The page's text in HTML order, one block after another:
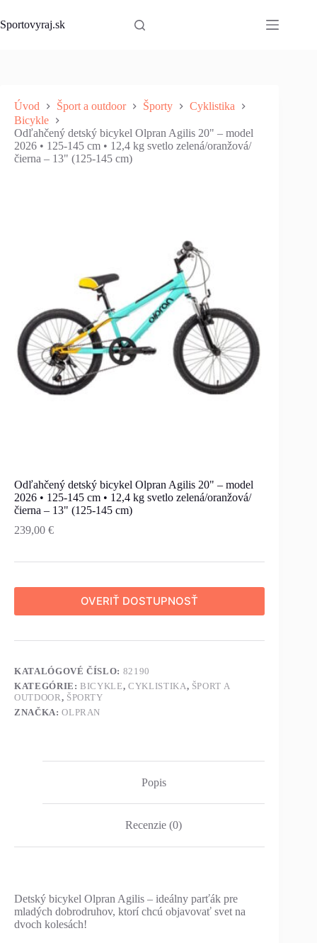
to
content
Sportovyraj.sk
Úvod Šport a outdoor Športy
Cyklistika
Bicykle
Odľahčený detský bicykel Olpran Agilis 20" – model
2026 • 125-145 cm • 12,4 kg svetlo zelená/oranžová/
čierna – 13" (125-145 cm)
Odľahčený detský bicykel Olpran Agilis 20" – model
2026 • 125-145 cm • 12,4 kg svetlo zelená/oranžová/
čierna – 13" (125-145 cm)
239,00 €
OVERIŤ DOSTUPNOSŤ
KATALÓGOVÉ ČÍSLO: 82190
KATEGÓRIE:BICYKLE,CYKLISTIKA, ŠPORT A
OUTDOOR , ŠPORTY
ZNAČKA:OLPRAN
Popis
Recenzie (0)
Detský bicykel Olpran Agilis – ideálny parťák pre
mladých dobrodruhov, ktorí chcú objavovať svet na
dvoch kolesách!